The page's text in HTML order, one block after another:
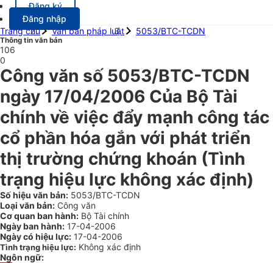
Đăng ký
Đăng nhập
Trang chủ
Văn bản pháp luật 5053/BTC-TCDN
Thông tin văn bản
106
0
Công văn số 5053/BTC-TCDN
ngày 17/04/2006 Của Bộ Tài
chính về việc đẩy mạnh công tác
cổ phần hóa gắn với phát triển
thị trường chứng khoán (Tình
trạng hiệu lực không xác định)
Số hiệu văn bản: 5053/BTC-TCDN
Loại văn bản: Công văn
Cơ quan ban hành: Bộ Tài chính
Ngày ban hành: 17-04-2006
Ngày có hiệu lực: 17-04-2006
Tình trạng hiệu lực: Không xác định
Ngôn ngữ: